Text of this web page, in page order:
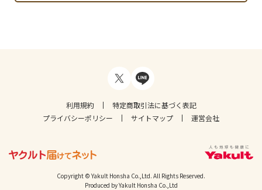
利用規約
特定商取引法に基づく表記
プライバシーポリシー
サイトマップ 運営会社
Copyright © Yakult Honsha Co.,Ltd. All Rights Reserved.
Produced by Yakult Honsha Co.,Ltd